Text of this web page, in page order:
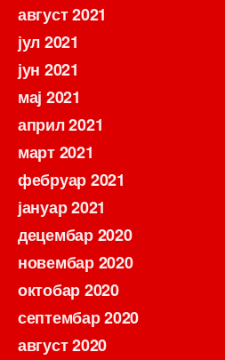
август 2021
јул 2021
јун 2021
мај 2021
април 2021
март 2021
фебруар 2021
јануар 2021
децембар 2020
новембар 2020
октобар 2020
септембар 2020
август 2020